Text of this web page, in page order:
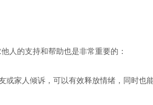
人的支持和帮助也是非常重要的：
或家人倾诉，可以有效释放情绪，同时也